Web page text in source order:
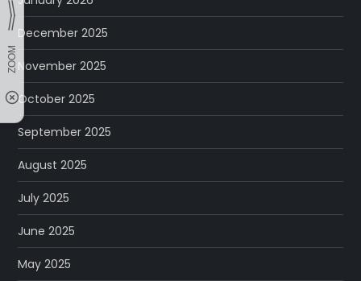
December 2025
November 2025
October 2025
September 2025
August 2025
July 2025
June 2025
May 2025